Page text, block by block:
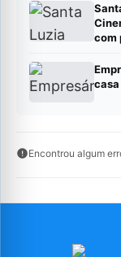
com
Encontrou algum